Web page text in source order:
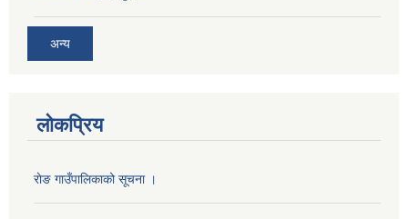
अन्य
लोकप्रिय
राेङ गाउँपालिकाको सूचना ।